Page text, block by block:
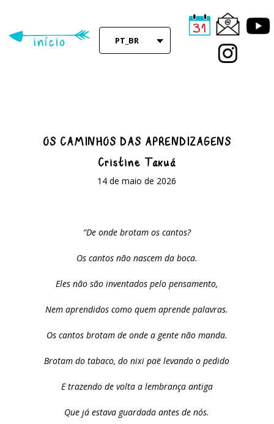
main
content
PT_BR
OS CAMINHOS DAS APRENDIZAGENS
Cristine Takuá
14 de maio de 2026
“De onde brotam os cantos?
Os cantos não nascem da boca.
Eles não são inventados pelo pensamento,
Nem aprendidos como quem aprende palavras.
Os cantos brotam de onde a gente não manda.
Brotam do tabaco, do nixi paë levando o pedido
E trazendo de volta a lembrança antiga
Que já estava guardada antes de nós.